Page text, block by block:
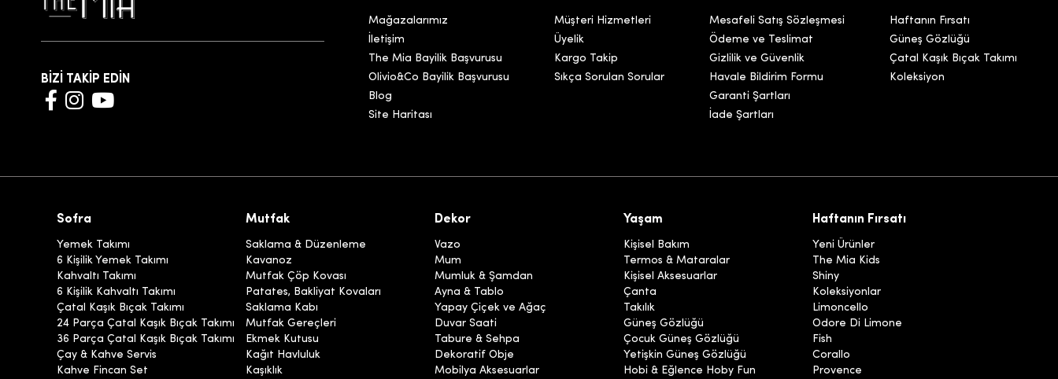
BİZİ TAKİP EDİN
Mağazalarımız
İletişim
The Mia Bayilik Başvurusu
Olivio&Co Bayilik Başvurusu
Blog
Site Haritası
Müşteri Hizmetleri
Üyelik
Kargo Takip
Sıkça Sorulan Sorular
Mesafeli Satış Sözleşmesi
Ödeme ve Teslimat
Gizlilik ve Güvenlik
Havale Bildirim Formu
Garanti Şartları
İade Şartları
Haftanın Fırsatı
Güneş Gözlüğü
Çatal Kaşık Bıçak Takımı
Koleksiyon
Sofra
Yemek Takımı
6 Kişilik Yemek Takımı
Kahvaltı Takımı
6 Kişilik Kahvaltı Takımı
Çatal Kaşık Bıçak Takımı
24 Parça Çatal Kaşık Bıçak Takımı
36 Parça Çatal Kaşık Bıçak Takımı
Çay & Kahve Servis
Kahve Fincan Set
Mutfak
Saklama & Düzenleme
Kavanoz
Mutfak Çöp Kovası
Patates, Bakliyat Kovaları
Saklama Kabı
Mutfak Gereçleri
Ekmek Kutusu
Kağıt Havluluk
Kaşıklık
Dekor
Vazo
Mum
Mumluk & Şamdan
Ayna & Tablo
Yapay Çiçek ve Ağaç
Duvar Saati
Tabure & Sehpa
Dekoratif Obje
Mobilya Aksesuarlar
Yaşam
Kişisel Bakım
Termos & Mataralar
Kişisel Aksesuarlar
Çanta
Takılık
Güneş Gözlüğü
Çocuk Güneş Gözlüğü
Yetişkin Güneş Gözlüğü
Hobi & Eğlence Hoby Fun
Haftanın Fırsatı
Yeni Ürünler
The Mia Kids
Shiny
Koleksiyonlar
Limoncello
Odore Di Limone
Fish
Corallo
Provence